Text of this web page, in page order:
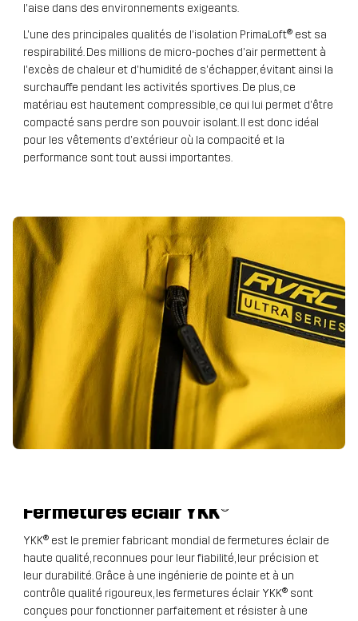
l'aise dans des environnements exigeants.
L'une des principales qualités de l'isolation PrimaLoft® est sa
respirabilité. Des millions de micro-poches d'air permettent à
l'excès de chaleur et d'humidité de s'échapper, évitant ainsi la
surchauffe pendant les activités sportives. De plus, ce
matériau est hautement compressible, ce qui lui permet d'être
compacté sans perdre son pouvoir isolant. Il est donc idéal
pour les vêtements d'extérieur où la compacité et la
performance sont tout aussi importantes.
Fermetureséclair YKK®
YKK® est le premier fabricant mondial de fermetures éclair de
haute qualité, reconnues pour leur fiabilité, leur précision et
leur durabilité. Grâce à une ingénierie de pointe et à un
contrôle qualité rigoureux, les fermetures éclair YKK® sont
conçues pour fonctionner parfaitement et résister à une